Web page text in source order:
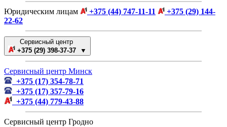
Юридическим лицам +375 (44) 747-11-11
+375 (29) 144-
22-62
Сервисный центр
+375 (29) 398-37-37 ▼
Сервисный центр Минск
+375 (17) 354-78-71
+375 (17) 357-79-16
+375 (44) 779-43-88
Сервисный центр Гродно